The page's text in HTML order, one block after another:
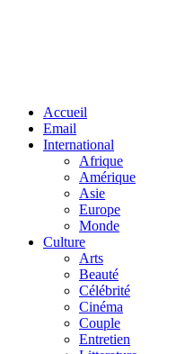
Accueil
Email
International
Afrique
Amérique
Asie
Europe
Monde
Culture
Arts
Beauté
Célébrité
Cinéma
Couple
Entretien